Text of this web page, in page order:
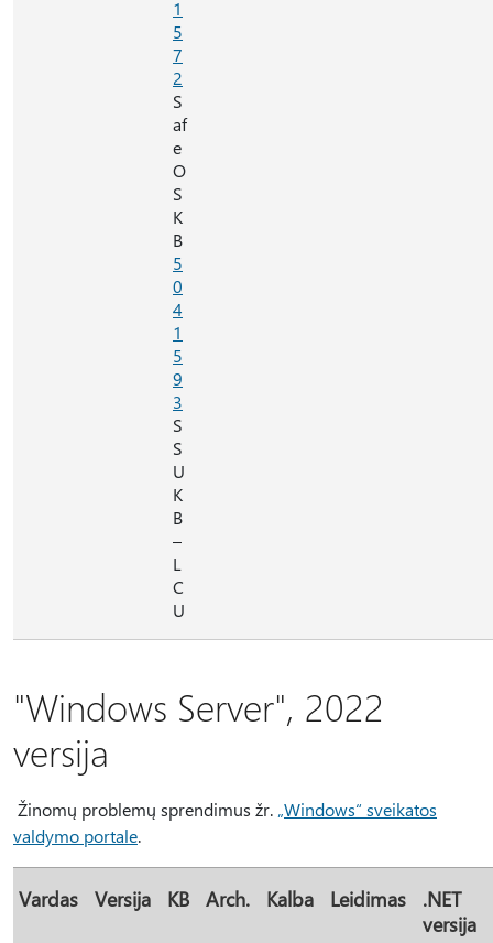
1
5
7
2
S
af
e
O
S
K
B
5
0
4
1
5
9
3
S
S
U
K
B
–
L
C
U
"Windows Server", 2022
versija
Žinomų problemų sprendimus žr. „Windows“ sveikatos
valdymo portale.
Vardas Versija KB Arch. Kalba Leidimas
.NET
versija